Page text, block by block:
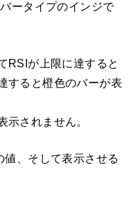
ータイプのインジで
RSIが上限に達すると
すると橙色のバーが表
示されません。
、そして表示させる